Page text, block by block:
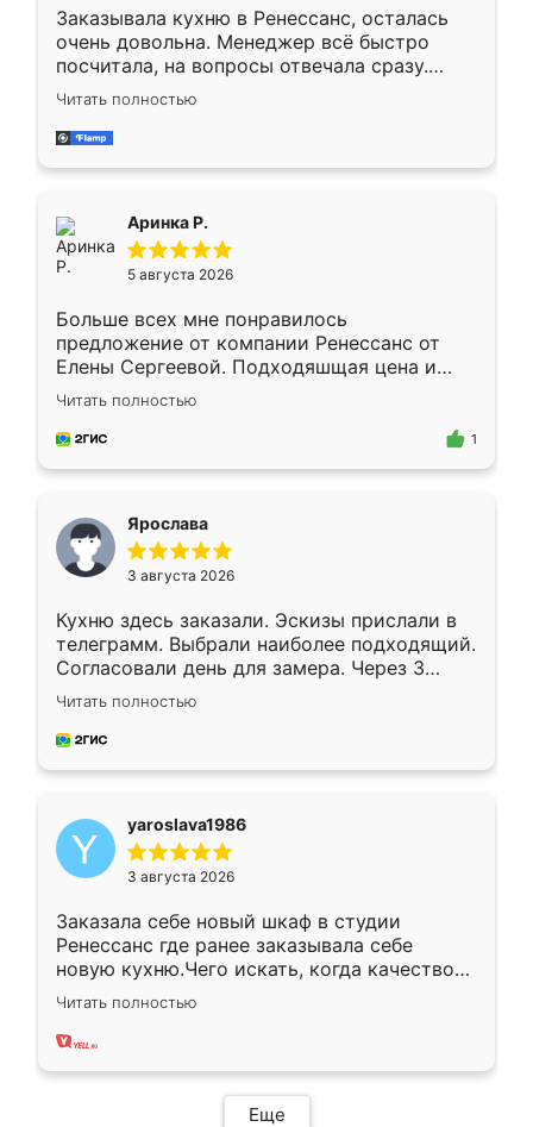
Заказывала кухню в Ренессанс, осталась
очень довольна. Менеджер всё быстро
посчитала, на вопросы отвечала сразу.
Замерщик приехал в субботу, подошёл к
делу со всей ответственностью. Собрали
за день, ребята работали аккуратно, даже
Читать полностью
Аринка Р.
5 августа 2026
Больше всех мне понравилось
предложение от компании Ренессанс от
Елены Сергеевой. Подходяшщая цена и
короткие сроки изготовления. Приехавший
для замера сотрудник Владислав
предложил по моему эскизу самый
Читать полностью
1
Ярослава
3 августа 2026
Кухню здесь заказали. Эскизы прислали в
телеграмм. Выбрали наиболее подходящий.
Согласовали день для замера. Через 3
недели кухня была уже готова. Остались
довольны работой. Спасибо Ренессанс
мебель за качественную работу!
Читать полностью
yaroslava1986
3 августа 2026
Заказала себе новый шкаф в студии
Ренессанс где ранее заказывала себе
новую кухню.Чего искать, когда качеством
вполне довольна. Служит кухня уже почти
два года, нареканий нет.
Читать полностью
Еще